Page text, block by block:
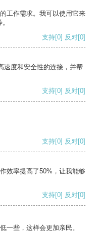
工作需求。我可以使用它来
支持[0] 反对[0]
速度和安全性的连接，并帮
支持[0] 反对[0]
支持[0] 反对[0]
效率提高了50%，让我能够
支持[0] 反对[0]
一些，这样会更加亲民。